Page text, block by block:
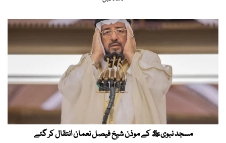
مسجد نبویﷺ کے موذن شیخ فیصل نعمان انتقال کر گئے